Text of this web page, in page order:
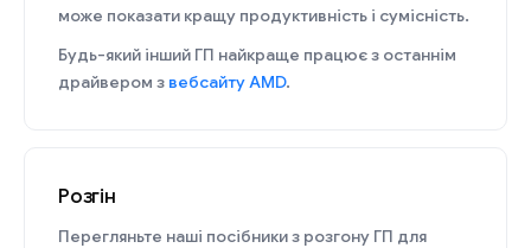
може показати кращу продуктивність і сумісність.
Будь-який інший ГП найкраще працює з останнім
драйвером з вебсайту AMD.
Розгін
Перегляньте наші посібники з розгону ГП для